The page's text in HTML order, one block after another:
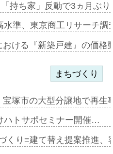
持ち家」反動で3ヵ月ぶ
水準、東京商工リサーチ
おける『新築戸建』の価
まちづくり
宝塚市の大型分譲地で再
ハトサポセミナー開催…
くり=建て替え提案推進